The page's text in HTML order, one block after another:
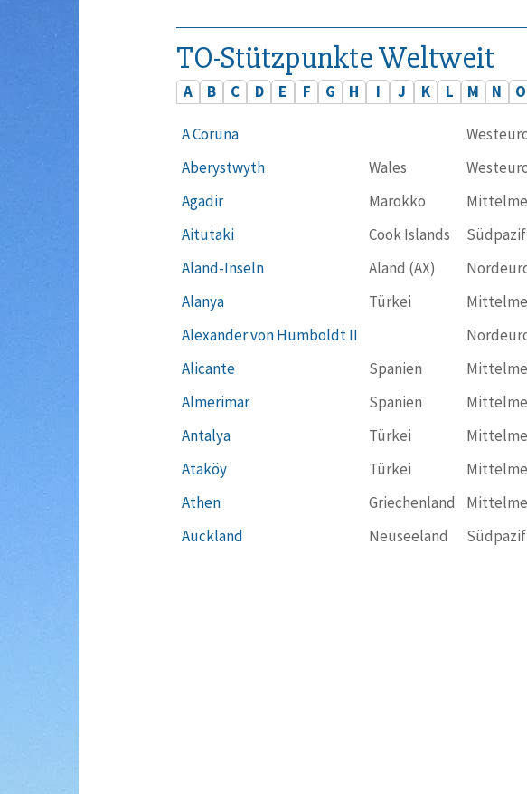
TO-Stützpunkte Weltweit
A B C D E F G H I J K L M N O
A Coruna
Aberystwyth
Wales
Agadir
Marokko
Aitutaki
Cook Islands
Aland-Inseln
Aland (AX)
Alanya
Türkei
Alexander von Humboldt II
Alicante
Spanien
Almerimar
Spanien
Antalya
Türkei
Ataköy
Türkei
Athen
Griechenland
Auckland
Neuseeland